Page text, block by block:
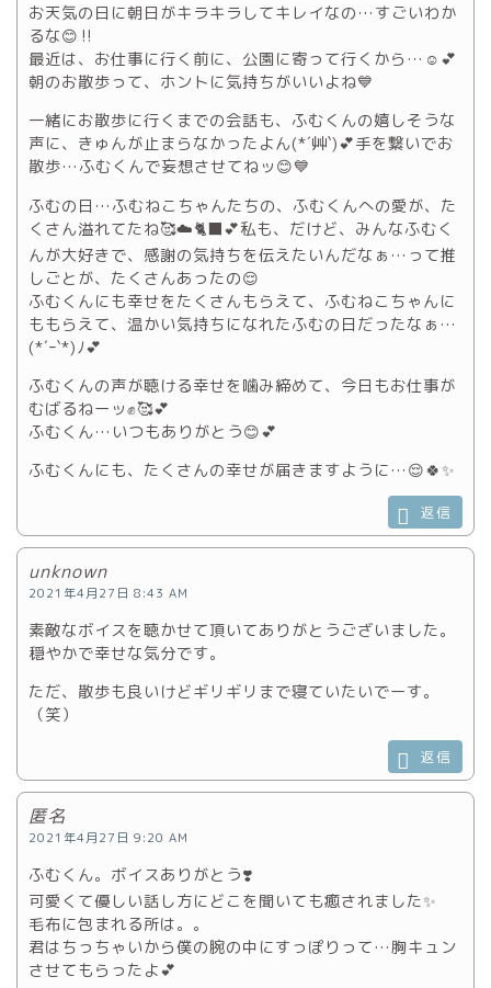
お天気の日に朝日がキラキラしてキレイなの…すごいわか
るな😊‼️
最近は、お仕事に行く前に、公園に寄って行くから…☺️💕
朝のお散歩って、ホントに気持ちがいいよね💙
一緒にお散歩に行くまでの会話も、ふむくんの嬉しそうな
声に、きゅんが止まらなかったよん(*´艸`)💕手を繋いでお
散歩…ふむくんで妄想させてねッ😊💙
ふむの日…ふむねこちゃんたちの、ふむくんへの愛が、た
くさん溢れてたね🥰☁️🐈‍⬛💕私も、だけど、みんなふむく
んが大好きで、感謝の気持ちを伝えたいんだなぁ…って推
しごとが、たくさんあったの😌
ふむくんにも幸せをたくさんもらえて、ふむねこちゃんに
ももらえて、温かい気持ちになれたふむの日だったなぁ…
(*´ｰ`*)ﾉ💕
ふむくんの声が聴ける幸せを噛み締めて、今日もお仕事が
むばるねーッ✊🥰💕
ふむくん…いつもありがとう😊💕
ふむくんにも、たくさんの幸せが届きますように…😌🍀✨
返信
unknown
2021年4月27日 8:43 AM
素敵なボイスを聴かせて頂いてありがとうございました。
穏やかで幸せな気分です。
ただ、散歩も良いけどギリギリまで寝ていたいでーす。
（笑）
返信
匿名
2021年4月27日 9:20 AM
ふむくん。ボイスありがとう❣️
可愛くて優しい話し方にどこを聞いても癒されました✨
毛布に包まれる所は。。
君はちっちゃいから僕の腕の中にすっぽりって…胸キュン
させてもらったよ💕